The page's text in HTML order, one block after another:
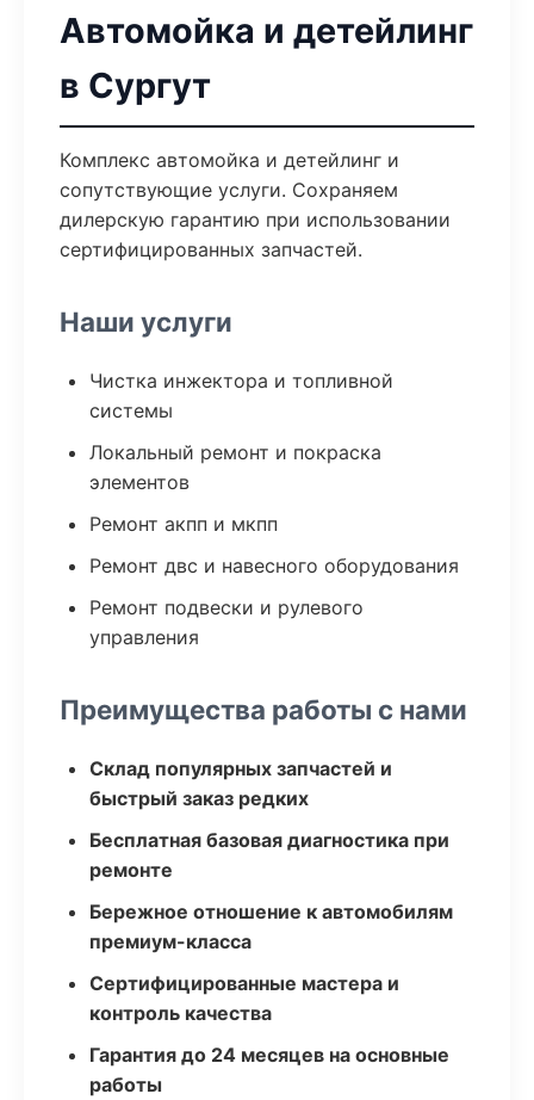
Автомойка и детейлинг
в Сургут
Комплекс автомойка и детейлинг и
сопутствующие услуги. Сохраняем
дилерскую гарантию при использовании
сертифицированных запчастей.
Наши услуги
Чистка инжектора и топливной
системы
Локальный ремонт и покраска
элементов
Ремонт акпп и мкпп
Ремонт двс и навесного оборудования
Ремонт подвески и рулевого
управления
Преимущества работы с нами
Склад популярных запчастей и
быстрый заказ редких
Бесплатная базовая диагностика при
ремонте
Бережное отношение к автомобилям
премиум-класса
Сертифицированные мастера и
контроль качества
Гарантия до 24 месяцев на основные
работы